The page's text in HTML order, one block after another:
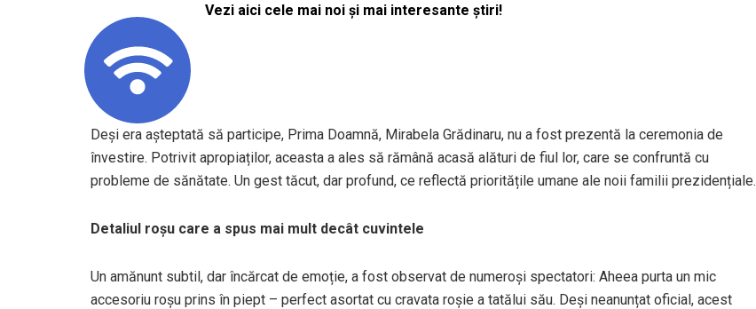
Vezi aici cele mai noi și mai interesante știri!
Deși era așteptată să participe, Prima Doamnă, Mirabela Grădinaru, nu a fost prezentă la ceremonia de
învestire. Potrivit apropiaților, aceasta a ales să rămână acasă alături de fiul lor, care se confruntă cu
probleme de sănătate. Un gest tăcut, dar profund, ce reflectă prioritățile umane ale noii familii prezidențiale.
Detaliul roșu care a spus mai mult decât cuvintele
Un amănunt subtil, dar încărcat de emoție, a fost observat de numeroși spectatori: Aheea purta un mic
accesoriu roșu prins în piept – perfect asortat cu cravata roșie a tatălui său. Deși neanunțat oficial, acest